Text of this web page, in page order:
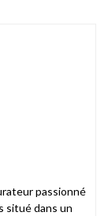
passionné
situé dans un